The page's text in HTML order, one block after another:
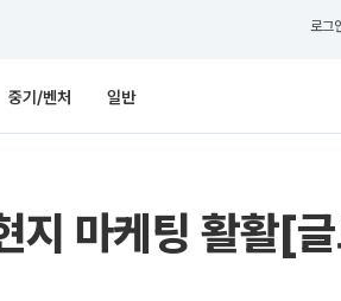
로그
중기/벤처 일반
마케팅 활활[